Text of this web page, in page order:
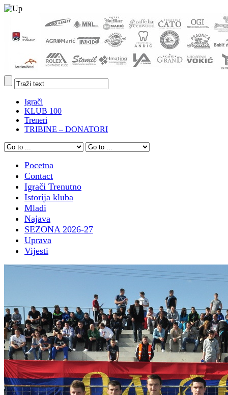
Igrači
KLUB 100
Treneri
TRIBINE – DONATORI
Pocetna
Contact
Igrači Trenutno
Istorija kluba
Mladi
Najava
SEZONA 2026-27
Uprava
Vijesti